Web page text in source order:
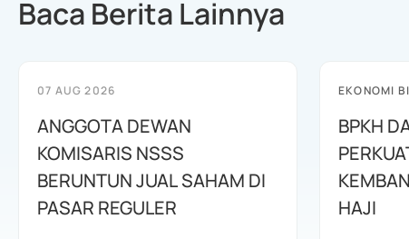
Baca Berita Lainnya
07 AUG 2026
ANGGOTA DEWAN
KOMISARIS NSSS
BERUNTUN JUAL SAHAM DI
PASAR REGULER
EKONOMI
BPKH
HAJI